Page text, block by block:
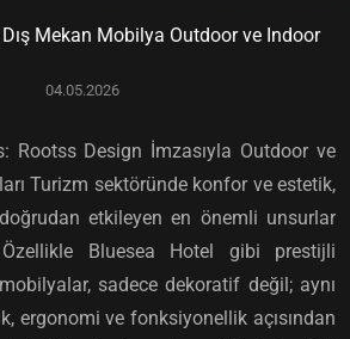
Dış Mekan Mobilya Outdoor ve Indoor
04.05.2026
Rootss Design İmzasıyla Outdoor ve
Turizm sektöründe konfor ve estetik,
etkileyen en önemli unsurlar
Bluesea Hotel gibi prestijli
sadece dekoratif değil; aynı
ergonomi ve fonksiyonellik açısından